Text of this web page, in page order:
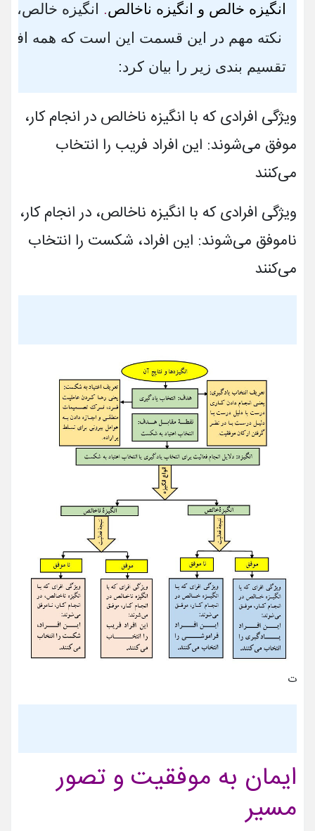
انگیزه خالص و انگیزه ناخالص. انگیزه خالص،
نکته مهم در این قسمت این است که همه
تقسیم بندی زیر را بیان کرد:
ویژگی افرادی که با انگیزه ناخالص در انجام کار،
موفق می‌شوند: این افراد فریب را انتخاب
می‌کنند
ویژگی افرادی که با انگیزه ناخالص، در انجام کار،
ناموفق می‌شوند: این افراد، شکست را انتخاب
می‌کنند
ت
ایمان به موفقیت و تصور
مسیر